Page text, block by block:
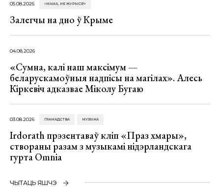
05.08.2026 «МАМА, НЕ ЖУРЫСЯ!»
Залегчы на дно ў Крыме
04.08.2026
«Сумна, калі наш максімум —
беларускамоўныя надпісы на магілах». Алесь
Кіркевіч адказвае Міколу Бугаю
03.08.2026 ГРАМАДСТВА МУЗЫКА
Irdorath прэзентаваў кліп «Праз хмары»,
створаны разам з музыкамі нідэрландскага
гурта Omnia
ЧЫТАЦЬ ЯШЧЭ